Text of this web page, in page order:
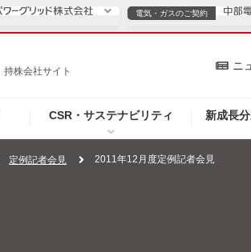
持株会社サイト
CSR・サステナビリティ 新成長
ニ
ご案内
電気・ガスのご契約
電気・ガスのご契約
個人のお客さま
定例記者会見 2011年12月度定例記者会見